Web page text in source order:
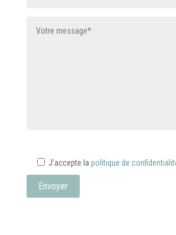
J'accepte la politique de